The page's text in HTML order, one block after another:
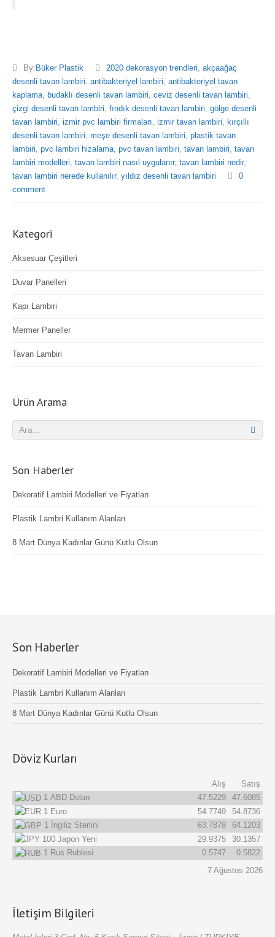
By: Büker Plastik 2020 dekorasyon trendleri, akçaağaç
desenli tavan lambiri, antibakteriyel lambiri, antibakteriyel tavan
kaplama, budaklı desenli tavan lambiri, ceviz desenli tavan lambiri,
çizgi desenli tavan lambiri, fındık desenli tavan lambiri, gölge desenli
tavan lambiri, izmir pvc lambiri firmaları, izmir tavan lambiri, kırçıllı
desenli tavan lambiri, meşe desenli tavan lambiri, plastik tavan
lambiri, pvc lambiri hizalama, pvc tavan lambiri, tavan lambiri, tavan
lambiri modelleri, tavan lambiri nasıl uygulanır, tavan lambiri nedir,
tavan lambiri nerede kullanılır, yıldız desenli tavan lambiri
0
comment
Kategori
Aksesuar Çeşitleri
Duvar Panelleri
Kapı Lambiri
Mermer Paneller
Tavan Lambiri
Ürün Arama
Son Haberler
Dekoratif Lambiri Modelleri ve Fiyatları
Plastik Lambri Kullanım Alanları
8 Mart Dünya Kadınlar Günü Kutlu Olsun
Son Haberler
Dekoratif Lambiri Modelleri ve Fiyatları
Plastik Lambri Kullanım Alanları
8 Mart Dünya Kadınlar Günü Kutlu Olsun
Döviz Kurları
Satış
Alış
1 ABD Doları 47.6085
47.5229
1 Euro 54.8736
54.7749
1 İngiliz Sterlini 64.1203
63.7878
100 Japon Yeni 30.1357
29.9375
1 Rus Rublesi 0.5822
0.5747
7 Ağustos 2026
İletişim Bilgileri